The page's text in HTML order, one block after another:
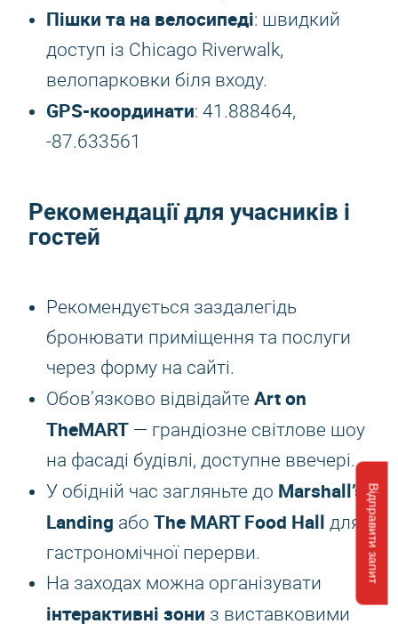
Відправити запит
Пішки та на велосипеді: швидкий
доступ із Chicago Riverwalk,
велопарковки біля входу.
GPS-координати: 41.888464,
-87.633561
Рекомендації для учасників і
гостей
Рекомендується заздалегідь
бронювати приміщення та послуги
через форму на сайті.
Обов’язково відвідайте Art on
TheMART — грандіозне світлове шоу
на фасаді будівлі, доступне ввечері.
У обідній час загляньте до Marshall’s
Landing або The MART Food Hall для
гастрономічної перерви.
На заходах можна організувати
інтерактивні зони з виставковими